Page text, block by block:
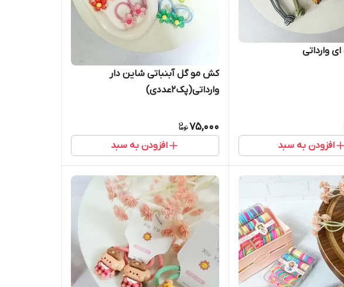
وارداتی
افزودن به سبد
کش مو گل آبنباتی شاین دار
وارداتی(پک2عددی)
75,000
افزودن به سبد